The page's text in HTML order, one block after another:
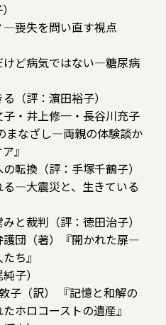
―喪失を問い直す視点
けど病気ではない―糖尿病
（評：濵田裕子）
・井上修一・長谷川充子
まなざし―両親の体験談か
』
転換（評：手塚千鶴子）
―大震災と、生きている
と裁判（評：徳田治子）
護団（著）『開かれた扉―
ち』
子）
子（訳） 『記憶と和解の
ホロコーストの遺産』